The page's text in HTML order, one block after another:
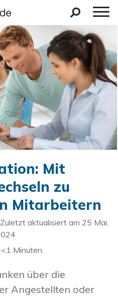
Mit
zu
Mitarbeitern
aktualisiert am 25 Mai,
<1 Minuten.
über die
Angestellten oder